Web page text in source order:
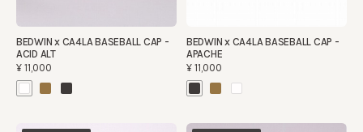
BEDWIN x CA4LA BASEBALL CAP -
ACID ALT
¥11,000
BEDWIN x CA4LA BASEBALL CAP -
APACHE
¥11,000